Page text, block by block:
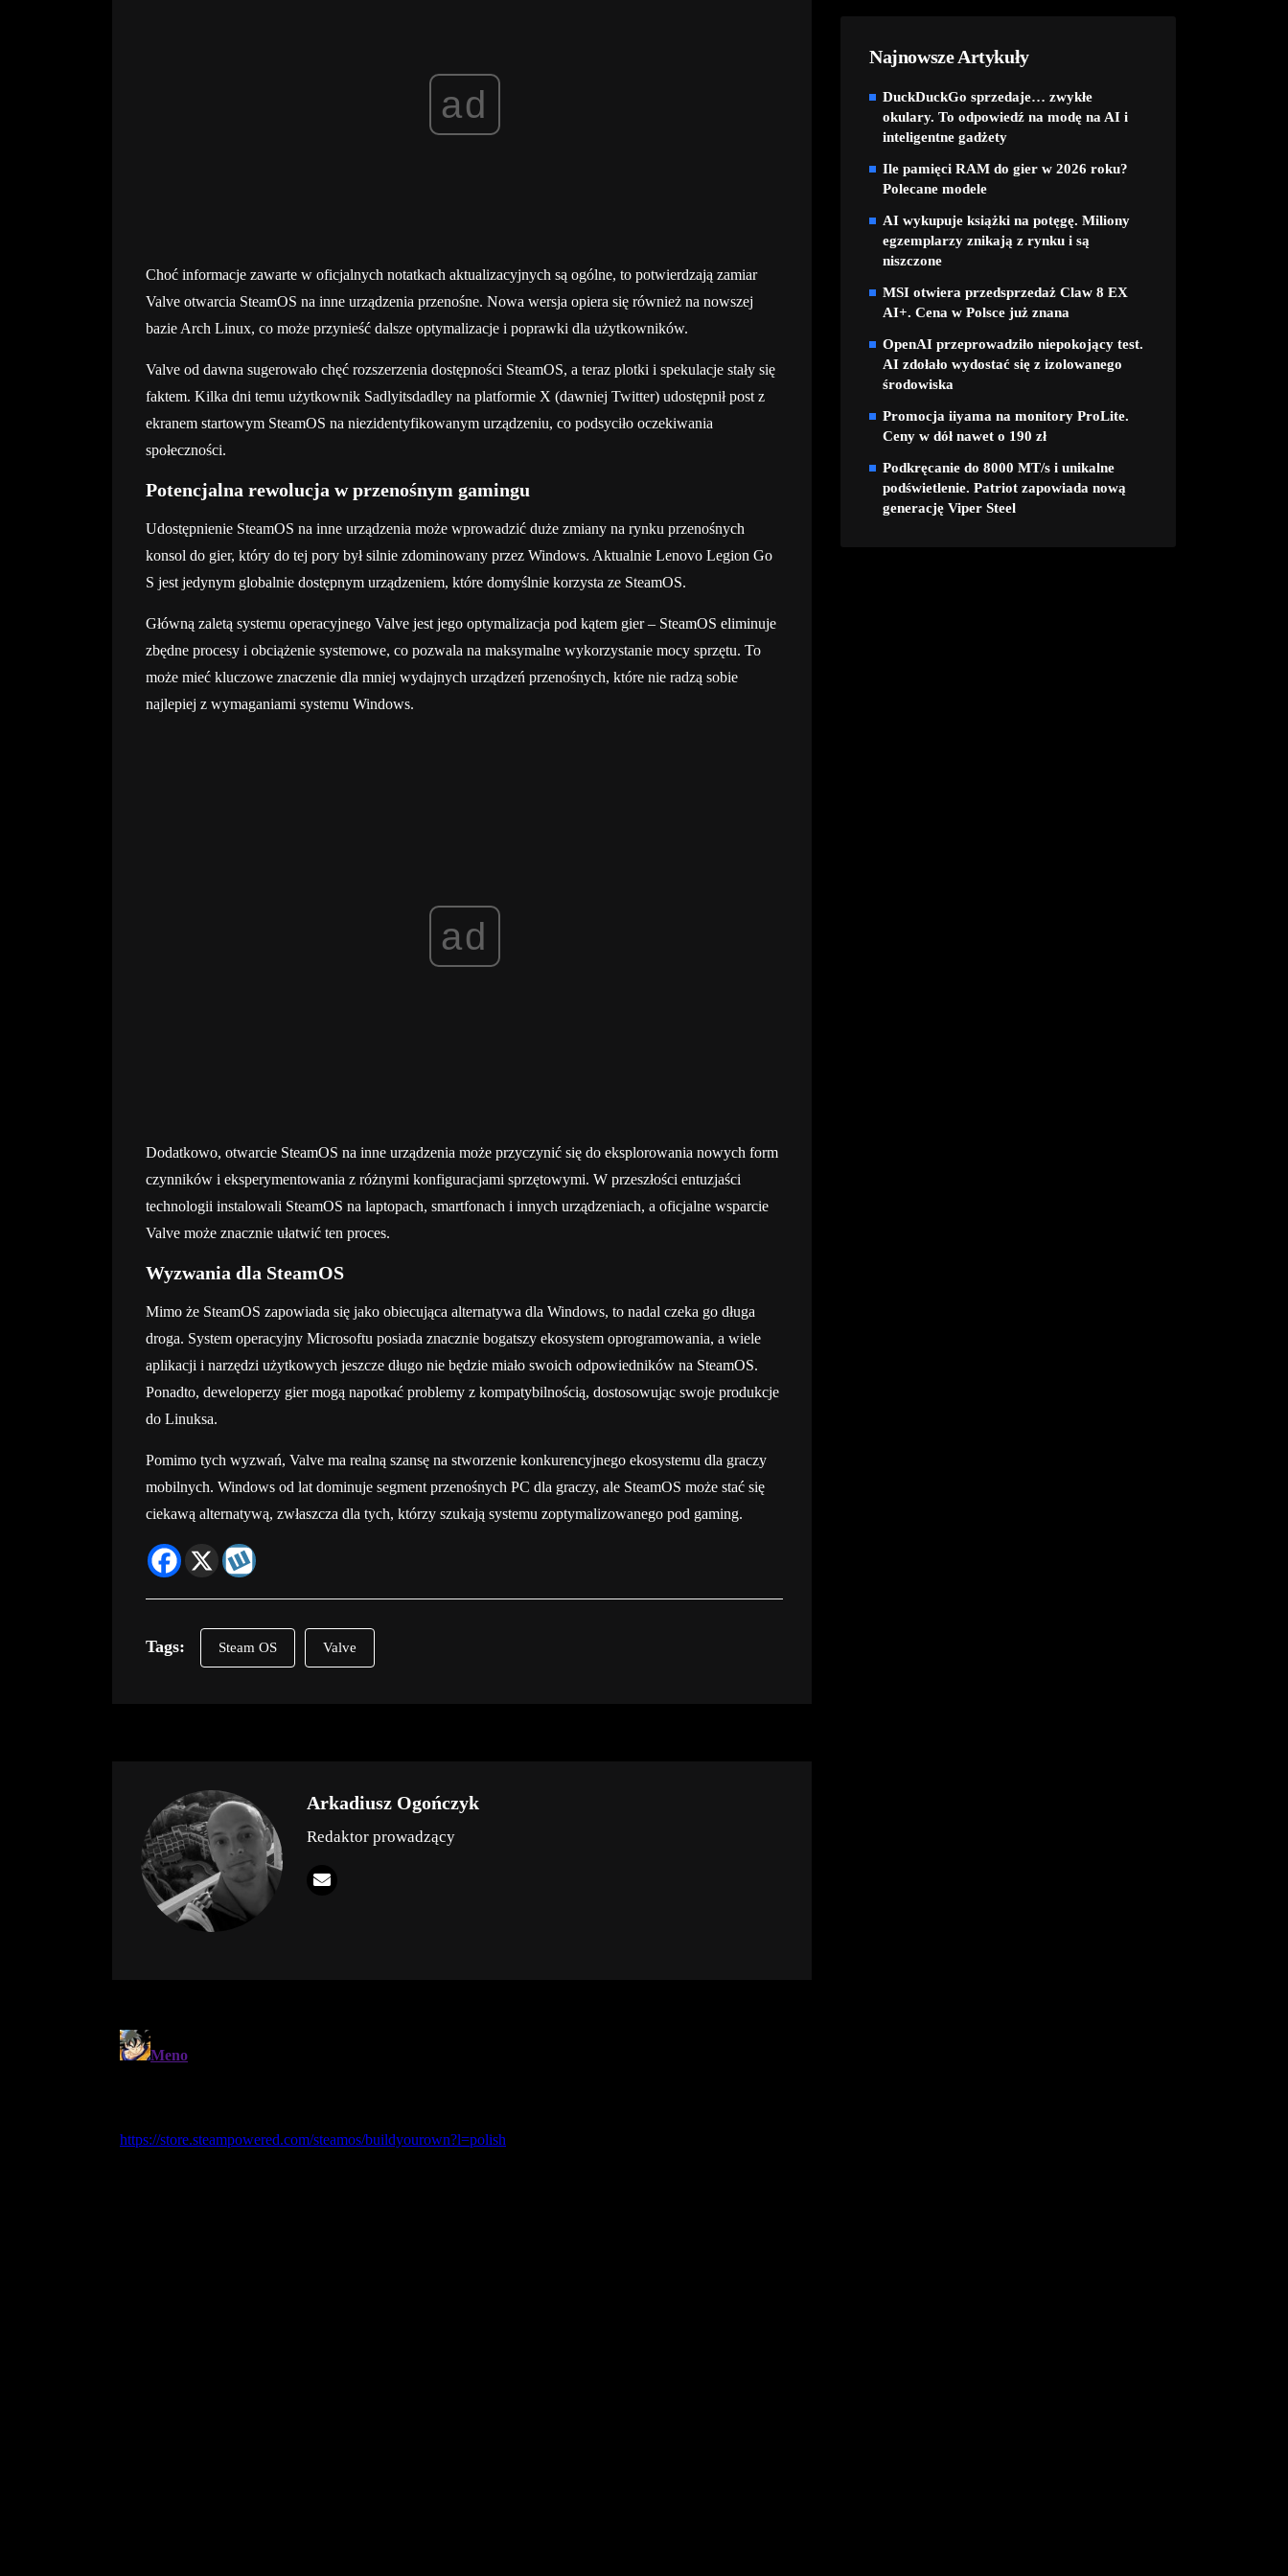
ad
Choć informacje zawarte w oficjalnych notatkach aktualizacyjnych są ogólne, to potwierdzają zamiar
Valve otwarcia SteamOS na inne urządzenia przenośne. Nowa wersja opiera się również na nowszej
bazie Arch Linux, co może przynieść dalsze optymalizacje i poprawki dla użytkowników.
Valve od dawna sugerowało chęć rozszerzenia dostępności SteamOS, a teraz plotki i spekulacje stały się
faktem. Kilka dni temu użytkownik Sadlyitsdadley na platformie X (dawniej Twitter) udostępnił post z
ekranem startowym SteamOS na niezidentyfikowanym urządzeniu, co podsyciło oczekiwania
społeczności.
Potencjalna rewolucja w przenośnym gamingu
Udostępnienie SteamOS na inne urządzenia może wprowadzić duże zmiany na rynku przenośnych
konsol do gier, który do tej pory był silnie zdominowany przez Windows. Aktualnie Lenovo Legion Go
S jest jedynym globalnie dostępnym urządzeniem, które domyślnie korzysta ze SteamOS.
Główną zaletą systemu operacyjnego Valve jest jego optymalizacja pod kątem gier – SteamOS eliminuje
zbędne procesy i obciążenie systemowe, co pozwala na maksymalne wykorzystanie mocy sprzętu. To
może mieć kluczowe znaczenie dla mniej wydajnych urządzeń przenośnych, które nie radzą sobie
najlepiej z wymaganiami systemu Windows.
ad
Dodatkowo, otwarcie SteamOS na inne urządzenia może przyczynić się do eksplorowania nowych form
czynników i eksperymentowania z różnymi konfiguracjami sprzętowymi. W przeszłości entuzjaści
technologii instalowali SteamOS na laptopach, smartfonach i innych urządzeniach, a oficjalne wsparcie
Valve może znacznie ułatwić ten proces.
Wyzwania dla SteamOS
Mimo że SteamOS zapowiada się jako obiecująca alternatywa dla Windows, to nadal czeka go długa
droga. System operacyjny Microsoftu posiada znacznie bogatszy ekosystem oprogramowania, a wiele
aplikacji i narzędzi użytkowych jeszcze długo nie będzie miało swoich odpowiedników na SteamOS.
Ponadto, deweloperzy gier mogą napotkać problemy z kompatybilnością, dostosowując swoje produkcje
do Linuksa.
Pomimo tych wyzwań, Valve ma realną szansę na stworzenie konkurencyjnego ekosystemu dla graczy
mobilnych. Windows od lat dominuje segment przenośnych PC dla graczy, ale SteamOS może stać się
ciekawą alternatywą, zwłaszcza dla tych, którzy szukają systemu zoptymalizowanego pod gaming.
Tags: Steam OS Valve
Arkadiusz Ogończyk
Redaktor prowadzący
Najnowsze Artykuły
DuckDuckGo sprzedaje… zwykłe
okulary. To odpowiedź na modę na AI i
inteligentne gadżety
Ile pamięci RAM do gier w 2026 roku?
Polecane modele
AI wykupuje książki na potęgę. Miliony
egzemplarzy znikają z rynku i są
niszczone
MSI otwiera przedsprzedaż Claw 8 EX
AI+. Cena w Polsce już znana
OpenAI przeprowadziło niepokojący test.
AI zdołało wydostać się z izolowanego
środowiska
Promocja iiyama na monitory ProLite.
Ceny w dół nawet o 190 zł
Podkręcanie do 8000 MT/s i unikalne
podświetlenie. Patriot zapowiada nową
generację Viper Steel